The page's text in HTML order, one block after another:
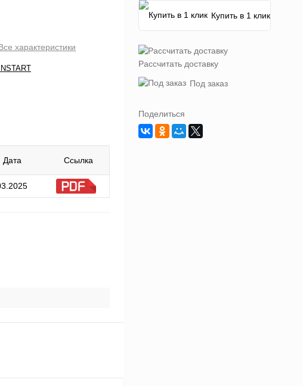
характеристики
Дата Ссылка
Купить в 1 клик
Рассчитать доставку
Под заказ
Поделиться